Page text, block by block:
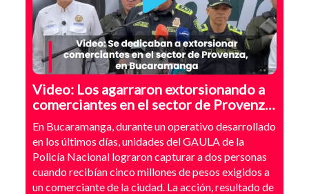
Video: Los agarraron extorsionando a
comerciantes en el sector de Provenza,
Bucaramanga
En Bucaramanga, durante un operativo desarrollado
en los últimos días, unidades del GAULA de la
Policía Nacional lograron capturar a dos personas
cuando recibían cinco millones de pesos exigidos a
un comerciante de la ciudad. La acción, resultado de